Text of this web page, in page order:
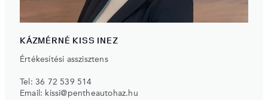
KÁZMÉRNÉ KISS INEZ
Értékesítési asszisztens
Tel: 36 72 539 514
Email: kissi@pentheautohaz.hu